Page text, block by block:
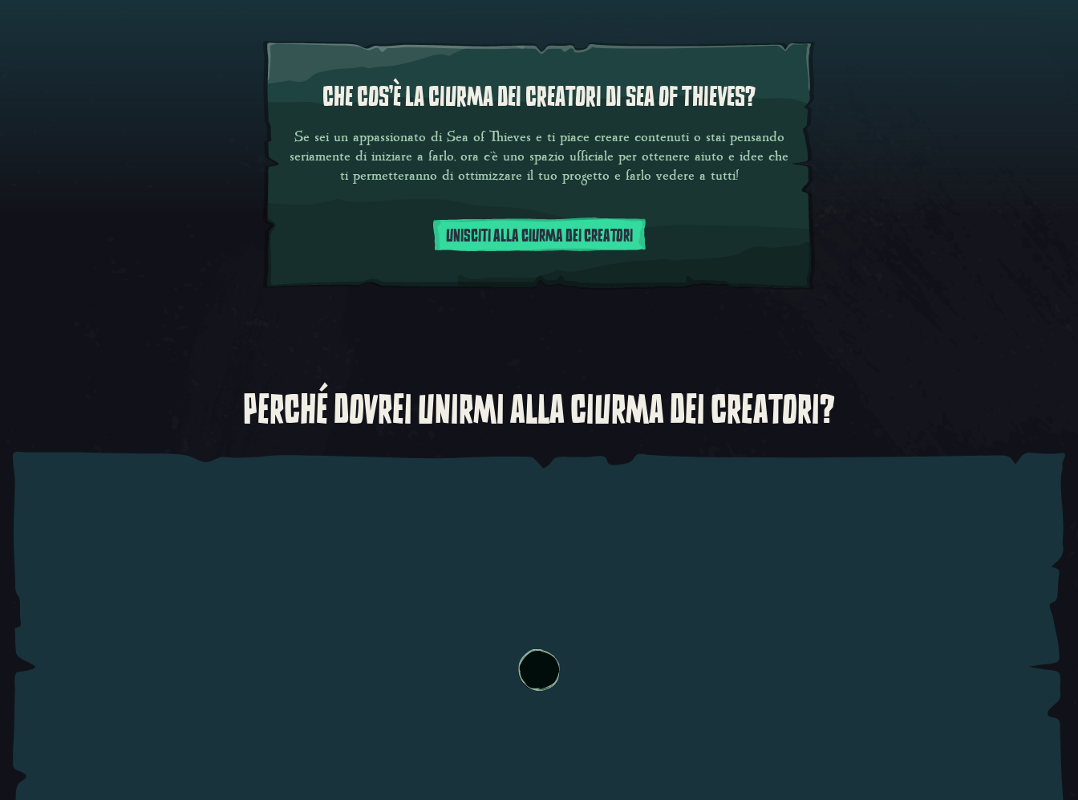
CHE COS'È LA CIURMA DEI CREATORI DISEA OF THIEVES?
Se sei un appassionato di Sea of Thieves e ti piace creare contenuti o stai pensando
seriamente di iniziare a farlo, ora c'è uno spazio ufficiale per ottenere aiuto e idee che
ti permetteranno di ottimizzare il tuo progetto e farlo vedere a tutti!
UNISCITI ALLA CIURMA DEI CREATORI
PERCHÉ DOVREI UNIRMI ALLA CIURMA DEI CREATORI?